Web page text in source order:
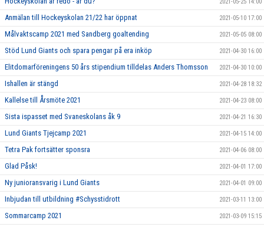
2021-05-25 14:00
Anmälan till Hockeyskolan 21/22 har öppnat 2021-05-10 17:00
Målvaktscamp 2021 med Sandberg goaltending 2021-05-05 08:00
Stöd Lund Giants och spara pengar på era inköp 2021-04-30 16:00
Elitdomarföreningens 50 års stipendium tilldelas Anders Thomsson 2021-04-30 10:00
Ishallen är stängd 2021-04-28 18:32
Kallelse till Årsmöte 2021 2021-04-23 08:00
Sista ispasset med Svaneskolans åk 9 2021-04-21 16:30
Lund Giants Tjejcamp 2021 2021-04-15 14:00
Tetra Pak fortsätter sponsra 2021-04-06 08:00
Glad Påsk! 2021-04-01 17:00
Ny junioransvarig i Lund Giants 2021-04-01 09:00
Inbjudan till utbildning #Schysstidrott 2021-03-11 13:00
Sommarcamp 2021 2021-03-09 15:15